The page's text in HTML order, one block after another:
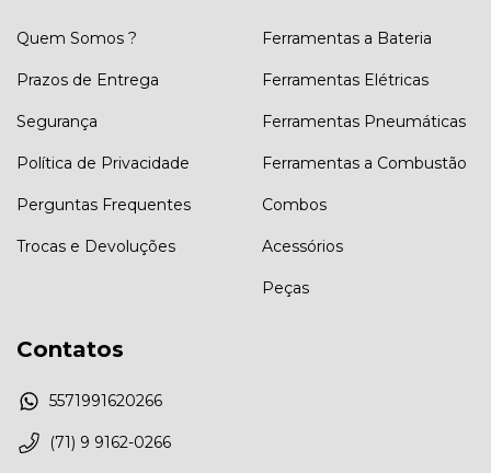
Quem Somos ?
Prazos de Entrega
Segurança
Política de Privacidade
Perguntas Frequentes
Trocas e Devoluções
Ferramentas a Bateria
Ferramentas Elétricas
Ferramentas Pneumáticas
Ferramentas a Combustão
Combos
Acessórios
Peças
Contatos
5571991620266
(71) 9 9162-0266